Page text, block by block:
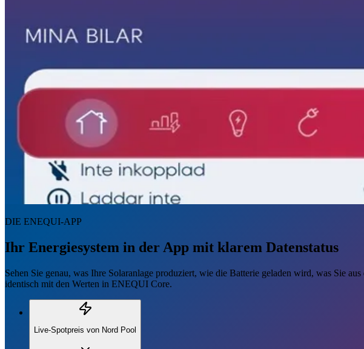
DIE ENEQUI-APP
Ihr Energiesystem in der App mit klarem Datenstatus
Sehen Sie genau, was Ihre Solaranlage produziert, wie die Batterie geladen wird, was Sie
identisch mit den Werten in ENEQUI Core.
Live-Spotpreis von Nord Pool